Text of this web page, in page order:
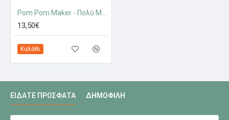
Pom Pom Maker - Πολύ Μεγάλο
13,50€
Καλάθι
ΕΊΔΑΤΕ ΠΡΌΣΦΑΤΑ ΔΗΜΟΦΙΛΉ